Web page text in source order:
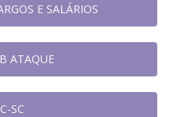
E SALÁRIOS
ATAQUE
SC